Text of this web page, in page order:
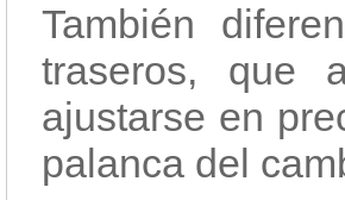
También
traseros, que
ajustarse en
palanca del